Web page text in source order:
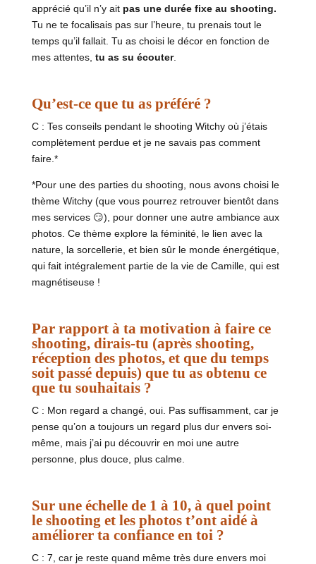
apprécié qu’il n’y ait pas une durée fixe au shooting.
Tu ne te focalisais pas sur l’heure, tu prenais tout le
temps qu’il fallait. Tu as choisi le décor en fonction de
mes attentes, tu as su écouter.
Qu’est-ce que tu as préféré ?
C : Tes conseils pendant le shooting Witchy où j’étais
complètement perdue et je ne savais pas comment
faire.*
*Pour une des parties du shooting, nous avons choisi le
thème Witchy (que vous pourrez retrouver bientôt dans
mes services 😏), pour donner une autre ambiance aux
photos. Ce thème explore la féminité, le lien avec la
nature, la sorcellerie, et bien sûr le monde énergétique,
qui fait intégralement partie de la vie de Camille, qui est
magnétiseuse !
Par rapport à ta motivation à faire ce
shooting, dirais-tu (après shooting,
réception des photos, et que du temps
soit passé depuis) que tu as obtenu ce
que tu souhaitais ?
C : Mon regard a changé, oui. Pas suffisamment, car je
pense qu’on a toujours un regard plus dur envers soi-
même, mais j’ai pu découvrir en moi une autre
personne, plus douce, plus calme.
Sur une échelle de 1 à 10, à quel point
le shooting et les photos t’ont aidé à
améliorer ta confiance en toi ?
C : 7, car je reste quand même très dure envers moi